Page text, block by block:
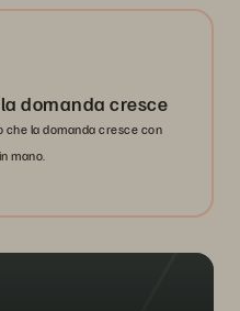
domanda cresce
che la domanda cresce con
mano.